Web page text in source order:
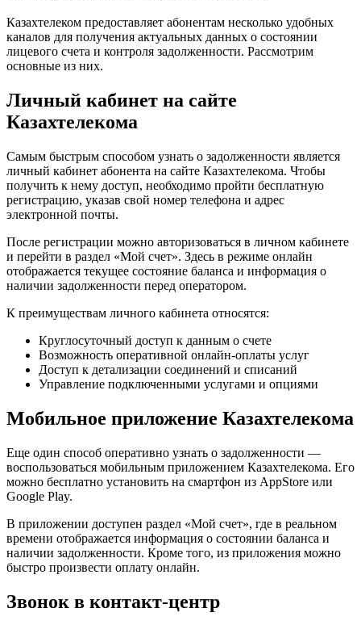
Казахтелеком предоставляет абонентам несколько удобных
каналов для получения актуальных данных о состоянии
лицевого счета и контроля задолженности. Рассмотрим
основные из них.
Личный кабинет на сайте
Казахтелекома
Самым быстрым способом узнать о задолженности является
личный кабинет абонента на сайте Казахтелекома. Чтобы
получить к нему доступ, необходимо пройти бесплатную
регистрацию, указав свой номер телефона и адрес
электронной почты.
После регистрации можно авторизоваться в личном кабинете
и перейти в раздел «Мой счет». Здесь в режиме онлайн
отображается текущее состояние баланса и информация о
наличии задолженности перед оператором.
К преимуществам личного кабинета относятся:
Круглосуточный доступ к данным о счете
Возможность оперативной онлайн-оплаты услуг
Доступ к детализации соединений и списаний
Управление подключенными услугами и опциями
Мобильное приложение Казахтелекома
Еще один способ оперативно узнать о задолженности —
воспользоваться мобильным приложением Казахтелекома. Его
можно бесплатно установить на смартфон из AppStore или
Google Play.
В приложении доступен раздел «Мой счет», где в реальном
времени отображается информация о состоянии баланса и
наличии задолженности. Кроме того, из приложения можно
быстро произвести оплату онлайн.
Звонок в контакт-центр